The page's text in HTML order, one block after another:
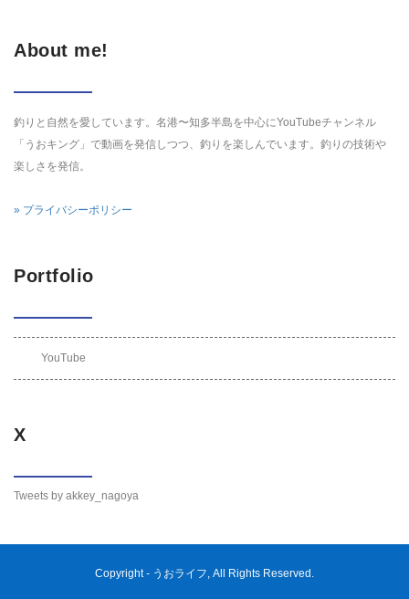
About me!
釣りと自然を愛しています。名港〜知多半島を中心にYouTubeチャンネル
「うおキング」で動画を発信しつつ、釣りを楽しんでいます。釣りの技術や
楽しさを発信。
» プライバシーポリシー
Portfolio
YouTube
X
Tweets by akkey_nagoya
Copyright - うおライフ, All Rights Reserved.